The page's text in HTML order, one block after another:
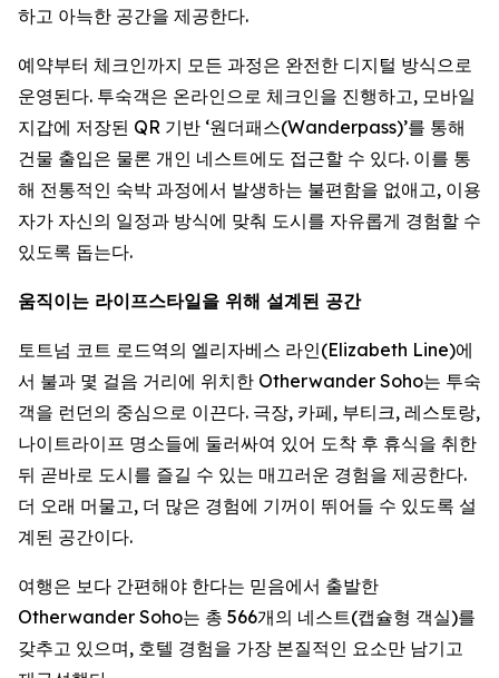
하고 아늑한 공간을 제공한다.
예약부터 체크인까지 모든 과정은 완전한 디지털 방식으로
운영된다. 투숙객은 온라인으로 체크인을 진행하고, 모바일
지갑에 저장된 QR 기반 ‘원더패스(Wanderpass)’를 통해
건물 출입은 물론 개인 네스트에도 접근할 수 있다. 이를 통
해 전통적인 숙박 과정에서 발생하는 불편함을 없애고, 이용
자가 자신의 일정과 방식에 맞춰 도시를 자유롭게 경험할 수
있도록 돕는다.
움직이는 라이프스타일을 위해 설계된 공간
토트넘 코트 로드역의 엘리자베스 라인(Elizabeth Line)에
서 불과 몇 걸음 거리에 위치한 Otherwander Soho는 투숙
객을 런던의 중심으로 이끈다. 극장, 카페, 부티크, 레스토랑,
나이트라이프 명소들에 둘러싸여 있어 도착 후 휴식을 취한
뒤 곧바로 도시를 즐길 수 있는 매끄러운 경험을 제공한다.
더 오래 머물고, 더 많은 경험에 기꺼이 뛰어들 수 있도록 설
계된 공간이다.
여행은 보다 간편해야 한다는 믿음에서 출발한
Otherwander Soho는 총 566개의 네스트(캡슐형 객실)를
갖추고 있으며, 호텔 경험을 가장 본질적인 요소만 남기고